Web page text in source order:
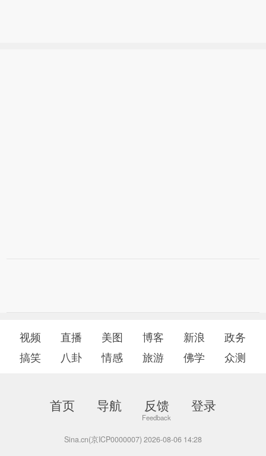
视频 直播 美图 博客 新浪
政务
搞笑
八卦 情感 旅游 佛学 众测
首页 导航 反馈 登录
Sina.cn(京ICP0000007) 2026-08-06 14:28